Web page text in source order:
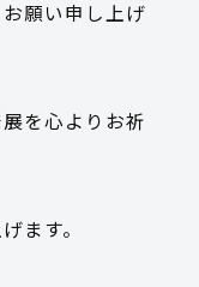
願い申し上げ
を心よりお祈
ます。